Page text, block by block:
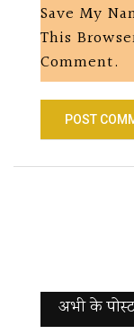
Save My
This
Comment.
अभी के पोस्‍ट